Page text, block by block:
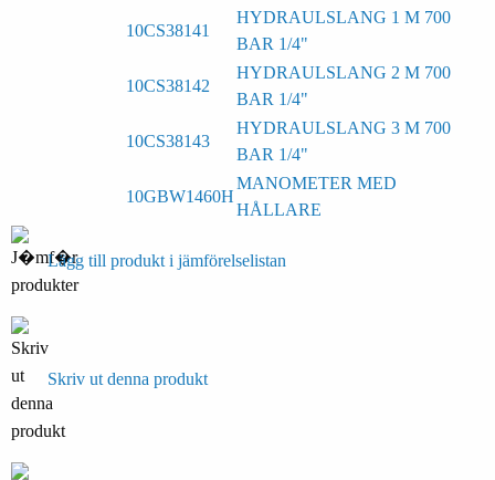
10CS38141
HYDRAULSLANG 1 M 700
BAR 1/4"
10CS38142
HYDRAULSLANG 2 M 700
BAR 1/4"
10CS38143
HYDRAULSLANG 3 M 700
BAR 1/4"
10GBW1460H
MANOMETER MED
HÅLLARE
Lägg till produkt i jämförelselistan
Skriv ut denna produkt